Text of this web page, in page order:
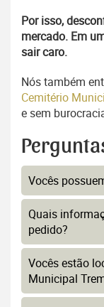
Por isso,
mercado. Em
sair caro.
Nós também
Cemitério
e sem
Vocês
Quais
pedido?
Vocês estão
Municipal